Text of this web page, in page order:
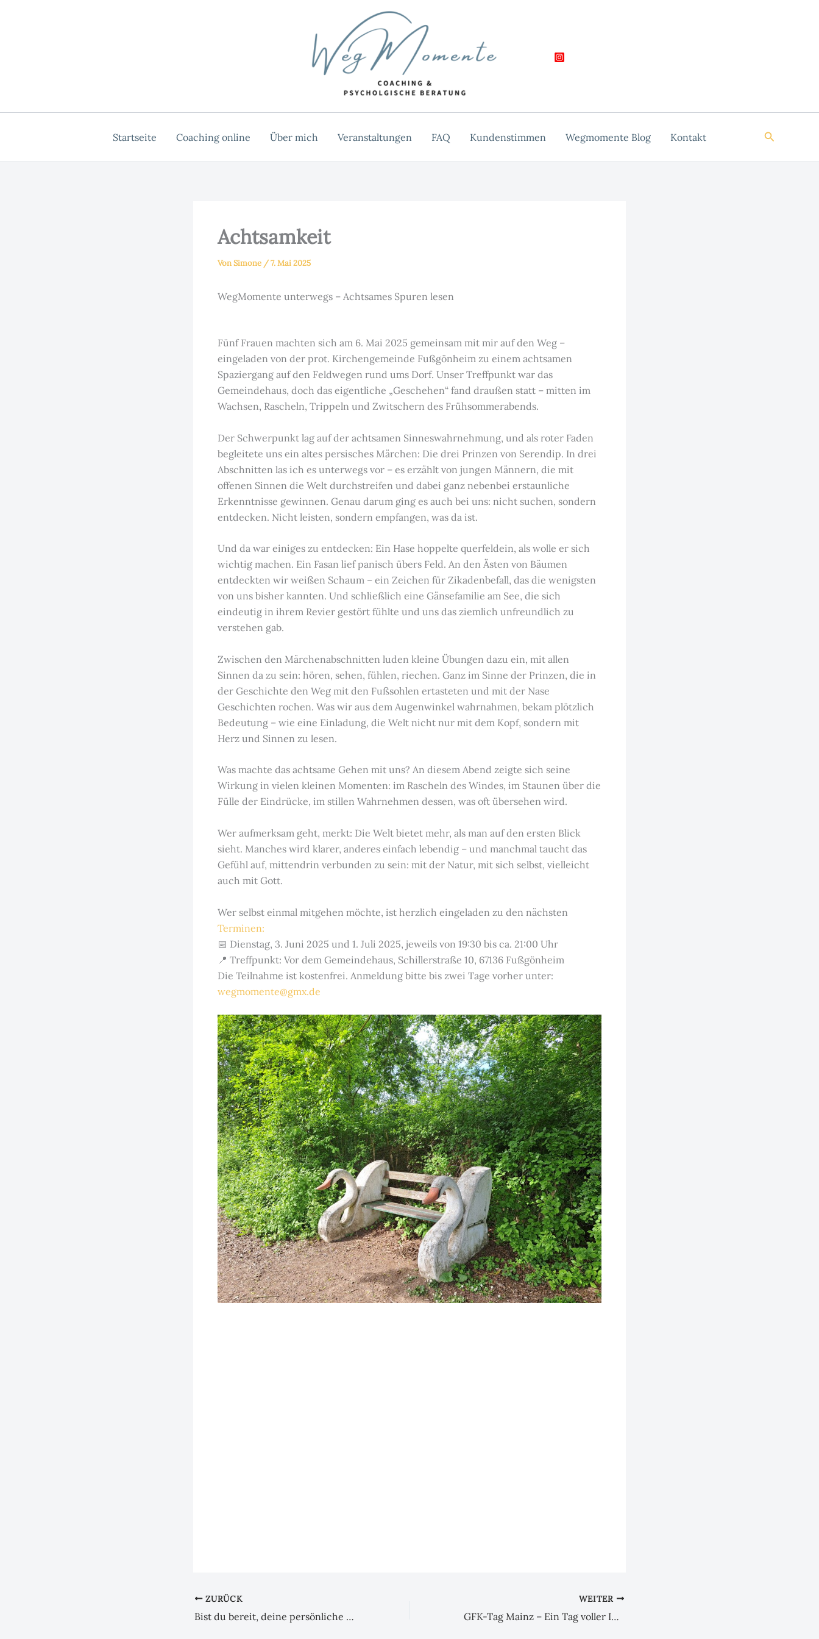
Startseite Coaching online Über mich Veranstaltungen FAQ Kundenstimmen Wegmomente Blog Kontakt Suchen
Achtsamkeit
VonSimone /7. Mai 2025
WegMomente unterwegs – Achtsames Spuren lesen
Fünf Frauen machten sich am 6. Mai 2025 gemeinsam mit mir auf den Weg –
eingeladen von der prot. Kirchengemeinde Fußgönheim zu einem achtsamen
Spaziergang auf den Feldwegen rund ums Dorf. Unser Treffpunkt war das
Gemeindehaus, doch das eigentliche „Geschehen“ fand draußen statt – mitten im
Wachsen, Rascheln, Trippeln und Zwitschern des Frühsommerabends.
Der Schwerpunkt lag auf der achtsamen Sinneswahrnehmung, und als roter Faden
begleitete uns ein altes persisches Märchen: Die drei Prinzen von Serendip. In drei
Abschnitten las ich es unterwegs vor – es erzählt von jungen Männern, die mit
offenen Sinnen die Welt durchstreifen und dabei ganz nebenbei erstaunliche
Erkenntnisse gewinnen. Genau darum ging es auch bei uns: nicht suchen, sondern
entdecken. Nicht leisten, sondern empfangen, was da ist.
Und da war einiges zu entdecken: Ein Hase hoppelte querfeldein, als wolle er sich
wichtig machen. Ein Fasan lief panisch übers Feld. An den Ästen von Bäumen
entdeckten wir weißen Schaum – ein Zeichen für Zikadenbefall, das die wenigsten
von uns bisher kannten. Und schließlich eine Gänsefamilie am See, die sich
eindeutig in ihrem Revier gestört fühlte und uns das ziemlich unfreundlich zu
verstehen gab.
Zwischen den Märchenabschnitten luden kleine Übungen dazu ein, mit allen
Sinnen da zu sein: hören, sehen, fühlen, riechen. Ganz im Sinne der Prinzen, die in
der Geschichte den Weg mit den Fußsohlen ertasteten und mit der Nase
Geschichten rochen. Was wir aus dem Augenwinkel wahrnahmen, bekam plötzlich
Bedeutung – wie eine Einladung, die Welt nicht nur mit dem Kopf, sondern mit
Herz und Sinnen zu lesen.
Was machte das achtsame Gehen mit uns? An diesem Abend zeigte sich seine
Wirkung in vielen kleinen Momenten: im Rascheln des Windes, im Staunen über die
Fülle der Eindrücke, im stillen Wahrnehmen dessen, was oft übersehen wird.
Wer aufmerksam geht, merkt: Die Welt bietet mehr, als man auf den ersten Blick
sieht. Manches wird klarer, anderes einfach lebendig – und manchmal taucht das
Gefühl auf, mittendrin verbunden zu sein: mit der Natur, mit sich selbst, vielleicht
auch mit Gott.
Wer selbst einmal mitgehen möchte, ist herzlich eingeladen zu den nächsten
Terminen:
📅 Dienstag, 3. Juni 2025 und 1. Juli 2025, jeweils von 19:30 bis ca. 21:00 Uhr
📍 Treffpunkt: Vor dem Gemeindehaus, Schillerstraße 10, 67136 Fußgönheim
Die Teilnahme ist kostenfrei. Anmeldung bitte bis zwei Tage vorher unter:
wegmomente@gmx.de
ZURÜCK
Bist du bereit, deine persönliche Dopamin-Cocktailkarte zu erstellen?
WEITER
GFK-Tag Mainz – Ein Tag voller Impulse, Begegnungen und Erkenntnisse aus der Gewaltfreien Kommunikation, ein Erfahrungsbericht